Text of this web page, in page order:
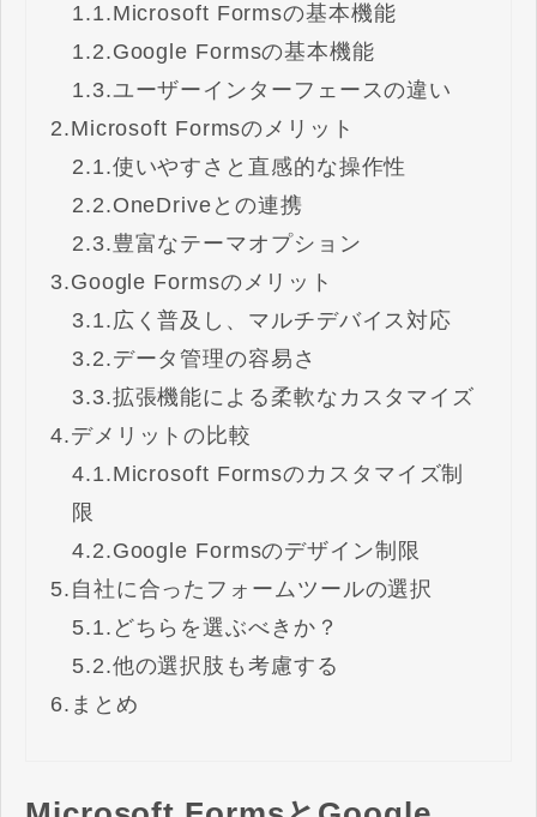
1.1.Microsoft Formsの基本機能
1.2.Google Formsの基本機能
1.3.ユーザーインターフェースの違い
2.Microsoft Formsのメリット
2.1.使いやすさと直感的な操作性
2.2.OneDriveとの連携
2.3.豊富なテーマオプション
3.Google Formsのメリット
3.1.広く普及し、マルチデバイス対応
3.2.データ管理の容易さ
3.3.拡張機能による柔軟なカスタマイズ
4.デメリットの比較
4.1.Microsoft Formsのカスタマイズ制
限
4.2.Google Formsのデザイン制限
5. 自社に合ったフォームツールの選択
5.1. どちらを選ぶべきか？
5.2.他の選択肢も考慮する
6. まとめ